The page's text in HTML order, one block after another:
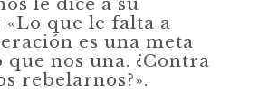
le dice a su
«Lo que le falta a
es una meta
que nos una. ¿Contra
rebelarnos?».